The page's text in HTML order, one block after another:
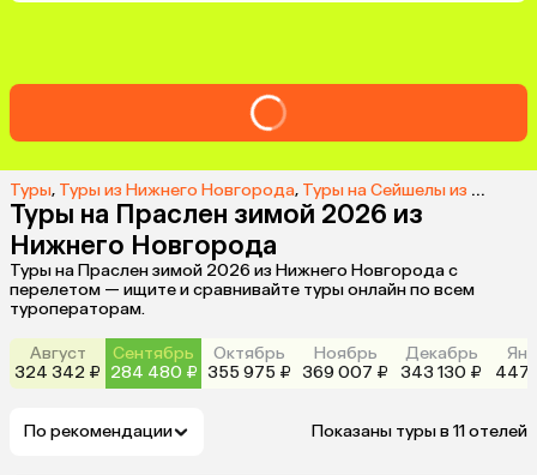
Туры, Туры из Нижнего Новгорода, Туры на Сейшелы из Нижнего Новгорода
Туры на Праслен зимой 2026 из
Нижнего Новгорода
Туры на Праслен зимой 2026 из Нижнего Новгорода с
перелетом — ищите и сравнивайте туры онлайн по всем
туроператорам.
Август
324 342 ₽
Сентябрь
284 480 ₽
Октябрь
355 975 ₽
Ноябрь
369 007 ₽
Декабрь
343 130 ₽
447
По рекомендации Показаны туры в 11 отелей